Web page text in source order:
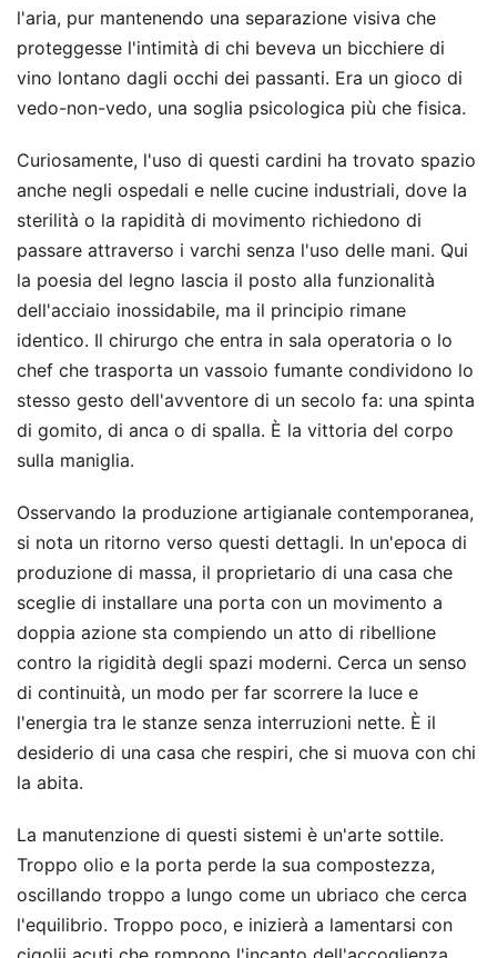
l'aria, pur mantenendo una separazione visiva che
proteggesse l'intimità di chi beveva un bicchiere di
vino lontano dagli occhi dei passanti. Era un gioco di
vedo-non-vedo, una soglia psicologica più che fisica.
Curiosamente, l'uso di questi cardini ha trovato spazio
anche negli ospedali e nelle cucine industriali, dove la
sterilità o la rapidità di movimento richiedono di
passare attraverso i varchi senza l'uso delle mani. Qui
la poesia del legno lascia il posto alla funzionalità
dell'acciaio inossidabile, ma il principio rimane
identico. Il chirurgo che entra in sala operatoria o lo
chef che trasporta un vassoio fumante condividono lo
stesso gesto dell'avventore di un secolo fa: una spinta
di gomito, di anca o di spalla. È la vittoria del corpo
sulla maniglia.
Osservando la produzione artigianale contemporanea,
si nota un ritorno verso questi dettagli. In un'epoca di
produzione di massa, il proprietario di una casa che
sceglie di installare una porta con un movimento a
doppia azione sta compiendo un atto di ribellione
contro la rigidità degli spazi moderni. Cerca un senso
di continuità, un modo per far scorrere la luce e
l'energia tra le stanze senza interruzioni nette. È il
desiderio di una casa che respiri, che si muova con chi
la abita.
La manutenzione di questi sistemi è un'arte sottile.
Troppo olio e la porta perde la sua compostezza,
oscillando troppo a lungo come un ubriaco che cerca
l'equilibrio. Troppo poco, e inizierà a lamentarsi con